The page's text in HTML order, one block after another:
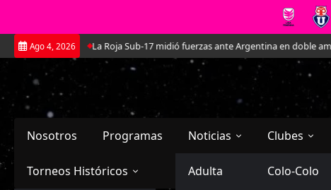
Saltar
al
contenido
Ago 4, 2026La Roja Sub-17 midió fuerzas ante Argentina en doble amistoso
Nosotros Programas Noticias
Selección Chilena
Adulta
Clubes
Primera
Colo-Colo
Torneos Históricos